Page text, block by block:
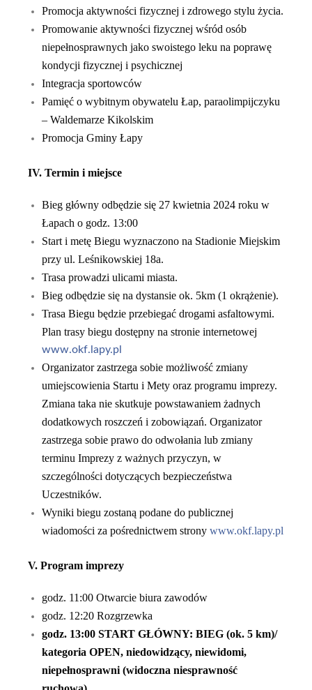
Promocja aktywności fizycznej i zdrowego stylu życia.
Promowanie aktywności fizycznej wśród osób
niepełnosprawnych jako swoistego leku na poprawę
kondycji fizycznej i psychicznej
Integracja sportowców
Pamięć o wybitnym obywatelu Łap, paraolimpijczyku
– Waldemarze Kikolskim
Promocja Gminy Łapy
IV. Termin i miejsce
Bieg główny odbędzie się 27 kwietnia 2024 roku w
Łapach o godz. 13:00
Start i metę Biegu wyznaczono na Stadionie Miejskim
przy ul. Leśnikowskiej 18a.
Trasa prowadzi ulicami miasta.
Bieg odbędzie się na dystansie ok. 5km (1 okrążenie).
Trasa Biegu będzie przebiegać drogami asfaltowymi.
Plan trasy biegu dostępny na stronie internetowej
www.okf.lapy.pl
Organizator zastrzega sobie możliwość zmiany
umiejscowienia Startu i Mety oraz programu imprezy.
Zmiana taka nie skutkuje powstawaniem żadnych
dodatkowych roszczeń i zobowiązań. Organizator
zastrzega sobie prawo do odwołania lub zmiany
terminu Imprezy z ważnych przyczyn, w
szczególności dotyczących bezpieczeństwa
Uczestników.
Wyniki biegu zostaną podane do publicznej
wiadomości za pośrednictwem strony www.okf.lapy.pl
V. Program imprezy
godz. 11:00 Otwarcie biura zawodów
godz. 12:20 Rozgrzewka
godz. 13:00 START GŁÓWNY: BIEG (ok. 5 km)/
kategoria OPEN, niedowidzący, niewidomi,
niepełnosprawni (widoczna niesprawność